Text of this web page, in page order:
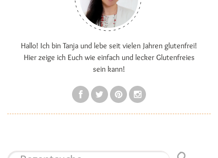
Hallo! Ich bin Tanja und lebe seit vielen Jahren glutenfrei!
Hier zeige ich Euch wie einfach und lecker Glutenfreies
sein kann!